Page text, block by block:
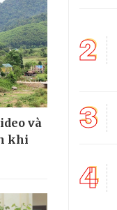
và
khi
2
3
4